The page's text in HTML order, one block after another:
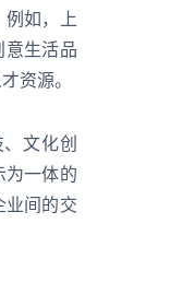
例如，上
意生活品
资源。
文化创
为一体的
业间的交